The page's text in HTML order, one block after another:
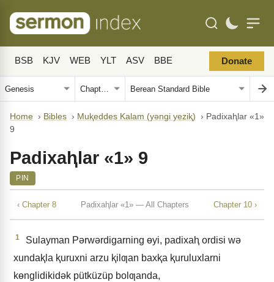
BSB KJV WEB YLT ASV BBE Donate
Home › Bibles › Muⱪeddes Kalam (yǝngi yeziⱪ) › Padixaⱨlar «1»
9
Padixaⱨlar «1» 9
PIN
‹ Chapter 8 Padixaⱨlar «1» — All Chapters Chapter 10 ›
1
Sulayman Pǝrwǝrdigarning ɵyi, padixaⱨ ordisi wǝ
xundaⱪla ⱪuruxni arzu ⱪilƣan baxⱪa ⱪuruluxlarni
kɵnglidikidǝk pütküzüp bolƣanda,